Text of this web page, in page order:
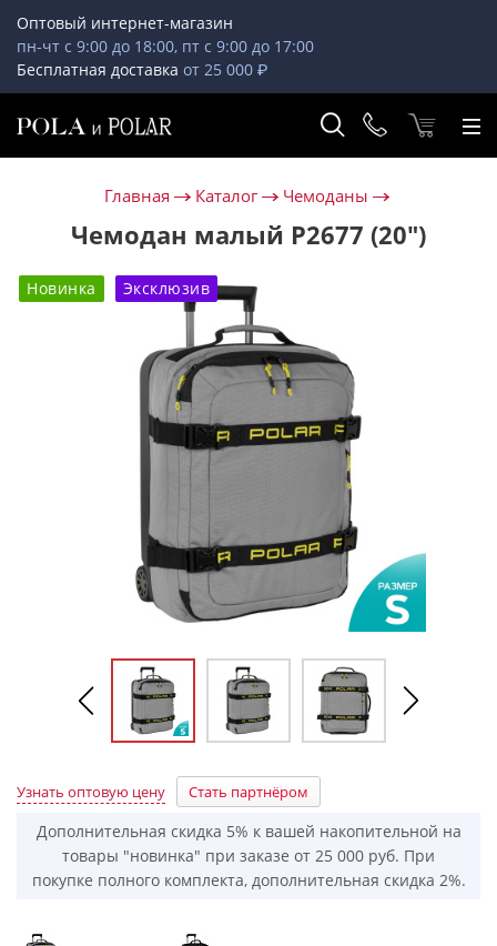
Оптовый интернет-магазин
пн-чт с 9:00 до 18:00, пт с 9:00 до 17:00
Бесплатная доставка от 25 000 ₽
Главная Каталог Чемоданы
Чемодан малый Р2677 (20")
Новинка Эксклюзив
Узнать оптовую цену Стать партнёром
Дополнительная скидка 5% к вашей накопительной на
товары "новинка" при заказе от 25 000 руб. При
покупке полного комплекта, дополнительная скидка 2%.